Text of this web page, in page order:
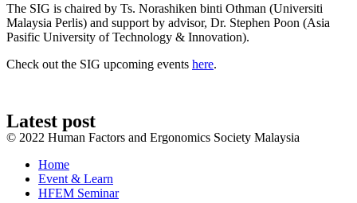
The SIG is chaired by Ts. Norashiken binti Othman (Universiti
Malaysia Perlis) and support by advisor, Dr. Stephen Poon (Asia
Pasific University of Technology & Innovation).
Check out the SIG upcoming events here.
Latest post
© 2022 Human Factors and Ergonomics Society Malaysia
Home
Event & Learn
HFEM Seminar